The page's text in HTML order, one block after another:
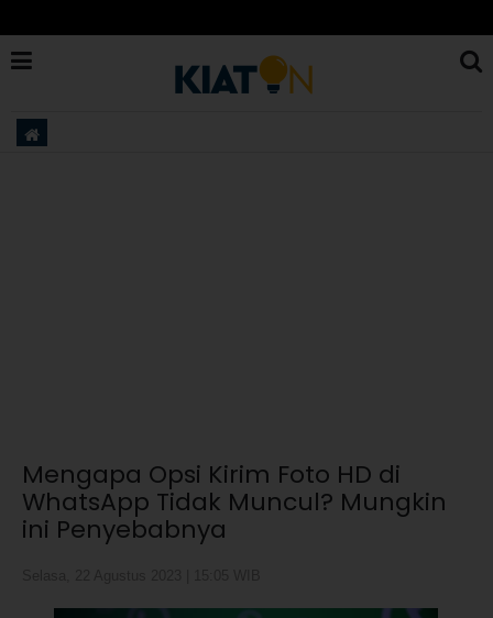
Mengapa Opsi Kirim Foto HD di
WhatsApp Tidak Muncul? Mungkin
ini Penyebabnya